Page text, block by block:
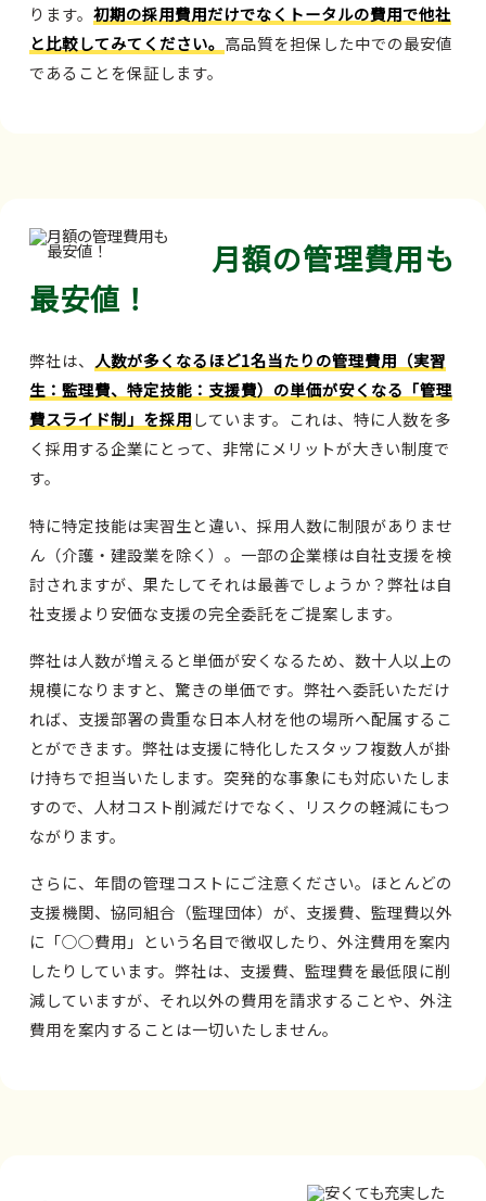
ります。 初期の採用費用だけでなくトータルの費用で他社
と比較してみてください。 高品質を担保した中での最安値
であることを保証します。
月額の管理費用も
最安値！
弊社は、 人数が多くなるほど1名当たりの管理費用（実習
生：監理費、特定技能：支援費）の単価が安くなる「管理
費スライド制」を採用しています。これは、特に人数を多
く採用する企業にとって、非常にメリットが大きい制度で
す。
特に特定技能は実習生と違い、採用人数に制限がありませ
ん（介護・建設業を除く）。一部の企業様は自社支援を検
討されますが、果たしてそれは最善でしょうか？弊社は自
社支援より安価な支援の完全委託をご提案します。
弊社は人数が増えると単価が安くなるため、数十人以上の
規模になりますと、驚きの単価です。弊社へ委託いただけ
れば、支援部署の貴重な日本人材を他の場所へ配属するこ
とができます。弊社は支援に特化したスタッフ複数人が掛
け持ちで担当いたします。突発的な事象にも対応いたしま
すので、人材コスト削減だけでなく、リスクの軽減にもつ
ながります。
さらに、年間の管理コストにご注意ください。ほとんどの
支援機関、協同組合（監理団体）が、支援費、監理費以外
に「○○費用」という名目で徴収したり、外注費用を案内
したりしています。弊社は、支援費、監理費を最低限に削
減していますが、それ以外の費用を請求することや、外注
費用を案内することは一切いたしません。